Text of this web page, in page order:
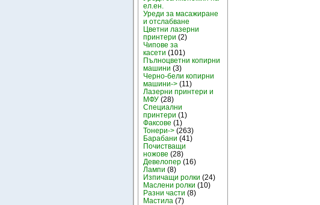
ел.ен.
Уреди за масажиране
и отслабване
Цветни лазерни
принтери (2)
Чипове за
касети (101)
Пълноцветни копирни
машини (3)
Черно-бели копирни
машини-> (11)
Лазерни принтери и
МФУ (28)
Специални
принтери (1)
Факсове (1)
Тонери-> (263)
Барабани (41)
Почистващи
ножове (28)
Девелопер (16)
Лампи (8)
Изпичащи ролки (24)
Маслени ролки (10)
Разни части (8)
Мастила (7)